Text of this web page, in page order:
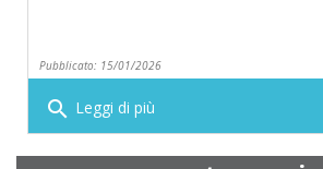
Pubblicato: 15/01/2026
search Leggi di più